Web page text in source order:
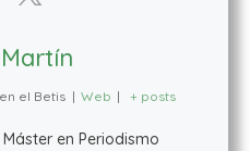
el Betis | Web | + posts
en Periodismo